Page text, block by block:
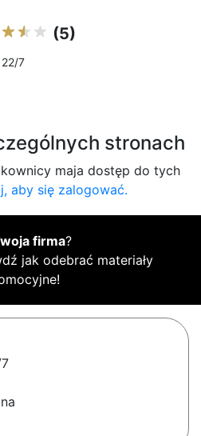
(5)
22/7
stronach
maja dostęp do tych
aby się zalogować.
firma?
jak odebrać materiały